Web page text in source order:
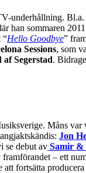
underhållning.
han sommaren
“Hello Goodbye”
Sessions, som
Segerstad.
Måns
Jon
se debut av Samir
– ett
fortsätta